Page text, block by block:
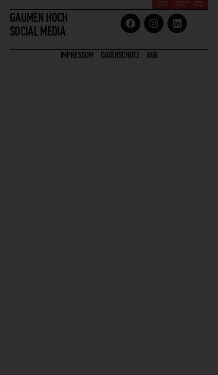
GAUMEN HOCH
SOCIAL MEDIA
IMPRESSUM DATENSCHUTZ AGB